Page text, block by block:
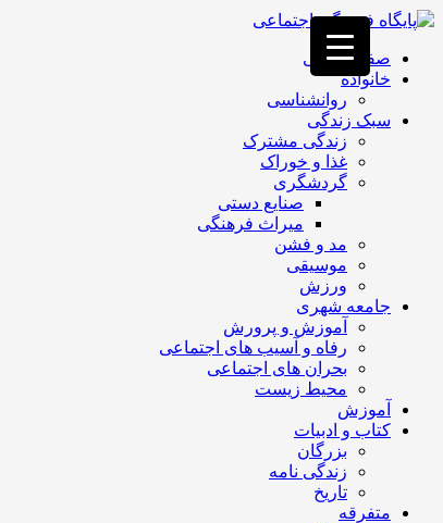
فصد
غرب
تهران
خشکشویی
تصفیه
تهران
صفحه اصلی
خانواده
روانشناسی
سبک زندگی
زندگی مشترک
غذا و خوراک
گردشگری
صنایع دستی
میراث فرهنگی
مد و فشن
موسیقی
ورزش
جامعه شهری
آموزش و پرورش
رفاه و آسیب های اجتماعی
بحران های اجتماعی
محیط زیست
آموزش
کتاب و ادبیات
بزرگان
زندگی نامه
تاریخ
متفرقه